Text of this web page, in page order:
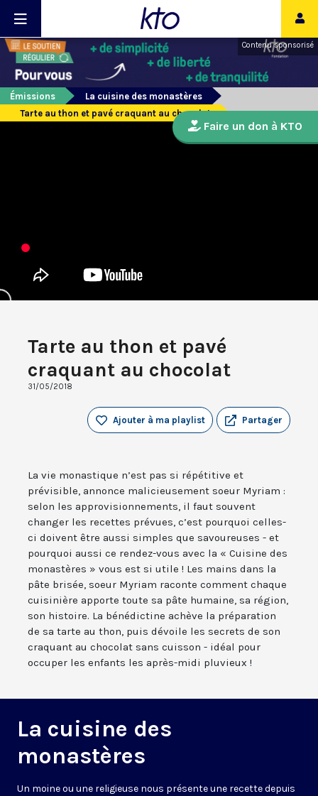
Contenu sponsorisé
Émissions
La cuisine des monastères
Tarte au thon et pavé craquant au chocolat
Tarte au thon et pavé
craquant au chocolat
31/05/2018
Partager
Ajouter à ma playlist
La vie monastique n’est pas si répétitive et
prévisible, annonce malicieusement soeur Myriam :
selon les approvisionnements, il faut souvent
changer les recettes prévues, c’est pourquoi celles-
ci doivent être aussi simples que savoureuses - et
pourquoi aussi ce rendez-vous avec la « Cuisine des
monastères » vous est si utile ! Les mains dans la
pâte brisée, soeur Myriam raconte comment chaque
cuisinière apporte toute sa pâte humaine, sa région,
son histoire. La bénédictine achève la préparation
de sa tarte au thon, puis dévoile les secrets de son
craquant au chocolat sans cuisson - idéal pour
occuper les enfants les après-midi pluvieux !
La cuisine des
monastères
Un moine ou une religieuse nous présente une recette depuis
Faire un don à KTO